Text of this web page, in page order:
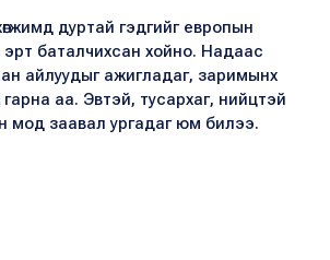
дуртай гэдгийг европын
баталчихсан хойно. Надаас
айлуудыг ажигладаг, заримынх
аа. Эвтэй, тусархаг, нийцтэй
мод заавал ургадаг юм билээ.